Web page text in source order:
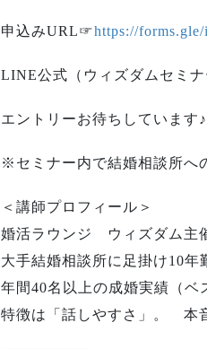
申込みURL☞https://
LINE公式（ウィズダムセミ
エントリーお待ちしています♪
※セミナー内で結婚相談所へ
＜講師プロフィール＞
婚活ラウンジ ウィズダム主
大手結婚相談所に足掛け10年
年間40名以上の成婚実績（ベ
特徴は「話しやすさ」。 本